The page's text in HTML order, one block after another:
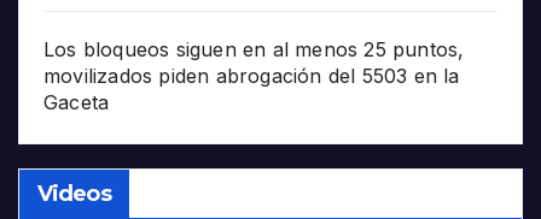
Los bloqueos siguen en al menos 25 puntos,
movilizados piden abrogación del 5503 en la
Gaceta
Videos